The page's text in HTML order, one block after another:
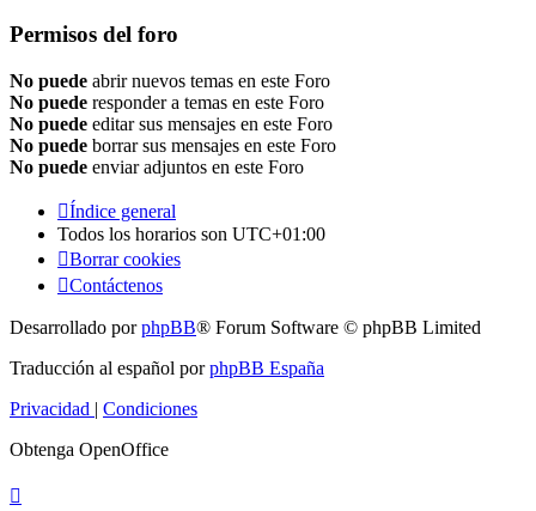
Permisos del foro
No puede abrir nuevos temas en este Foro
No puede responder a temas en este Foro
No puede editar sus mensajes en este Foro
No puede borrar sus mensajes en este Foro
No puede enviar adjuntos en este Foro
Índice general
Todos los horarios son UTC+01:00
Borrar cookies
Contáctenos
Desarrollado porphpBB® Forum Software © phpBB Limited
Traducción al español porphpBB España
Privacidad | Condiciones
Obtenga OpenOffice